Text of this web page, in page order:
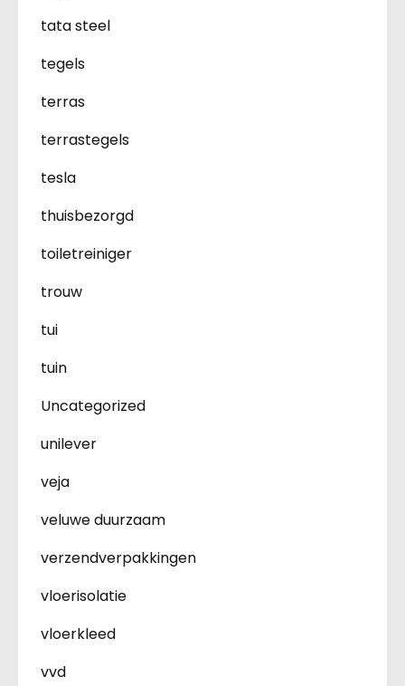
tata steel
tegels
terras
terrastegels
tesla
thuisbezorgd
toiletreiniger
trouw
tui
tuin
Uncategorized
unilever
veja
veluwe duurzaam
verzendverpakkingen
vloerisolatie
vloerkleed
vvd